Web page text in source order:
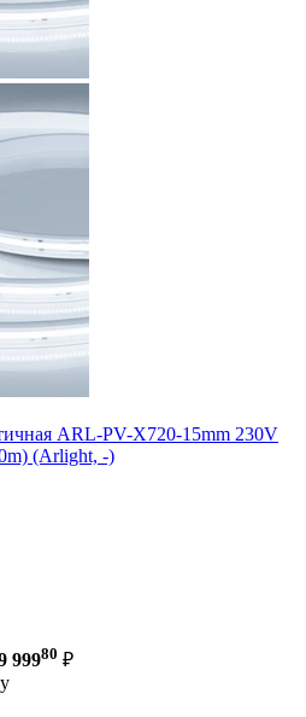
ARL-PV-X720-15mm 230V
(Arlight, -)
99980 ₽